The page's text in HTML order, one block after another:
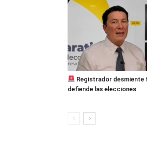
Registrador desmiente
defiende las elecciones